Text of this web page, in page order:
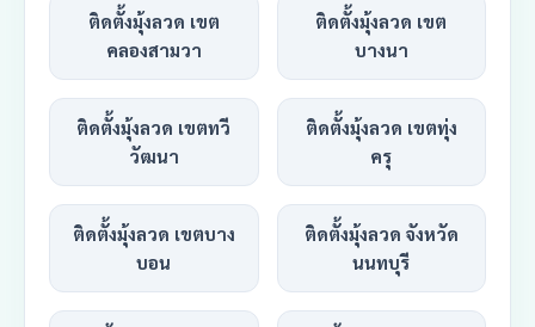
ติดตั้งมุ้งลวด เขต
คลองสามวา
ติดตั้งมุ้งลวด เขต
บางนา
ติดตั้งมุ้งลวด เขตทวี
วัฒนา
ติดตั้งมุ้งลวด เขตทุ่ง
ครุ
ติดตั้งมุ้งลวด เขตบาง
บอน
ติดตั้งมุ้งลวด จังหวัด
นนทบุรี